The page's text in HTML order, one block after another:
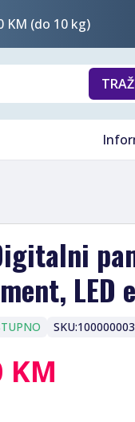
KM (do 10 kg)
LED
SKU:
KM